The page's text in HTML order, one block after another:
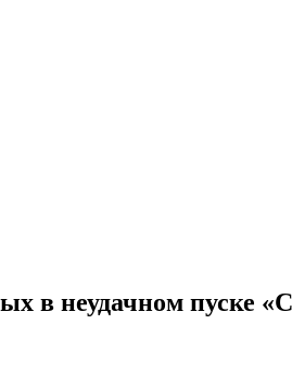
в неудачном пуске